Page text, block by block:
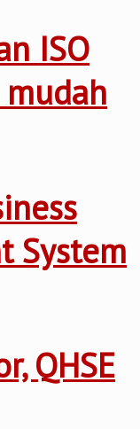
ISO
System
QHSE